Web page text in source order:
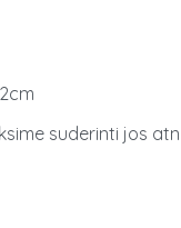
suderinti jos